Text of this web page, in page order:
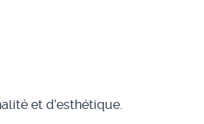
et d’esthétique.